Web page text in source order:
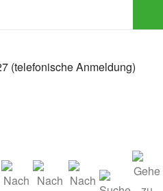
(telefonische Anmeldung)